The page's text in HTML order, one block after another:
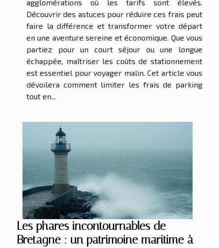
agglomérations où les tarifs sont élevés.
Découvrir des astuces pour réduire ces frais peut
faire la différence et transformer votre départ
en une aventure sereine et économique. Que vous
partiez pour un court séjour ou une longue
échappée, maîtriser les coûts de stationnement
est essentiel pour voyager malin. Cet article vous
dévoilera comment limiter les frais de parking
tout en...
Les phares incontournables de
Bretagne : un patrimoine maritime à